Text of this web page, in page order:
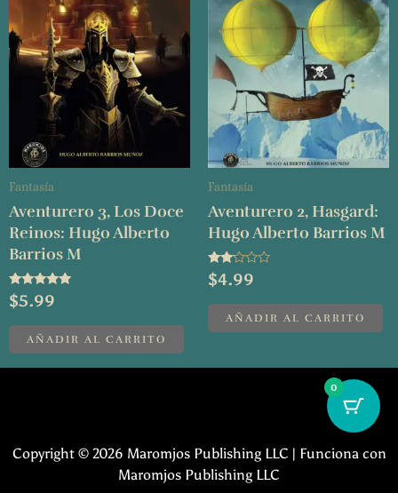
Fantasía
Aventurero 3, Los Doce
Reinos: Hugo Alberto
Barrios M
Valorado con
5.00
$5.99
AÑADIR AL CARRITO
Fantasía
Aventurero 2, Hasgard:
Hugo Alberto Barrios M
Valorado
con
de 5
$4.99
AÑADIR AL CARRITO
Copyright © 2026 Maromjos Publishing LLC | Funciona con
Maromjos Publishing LLC
0